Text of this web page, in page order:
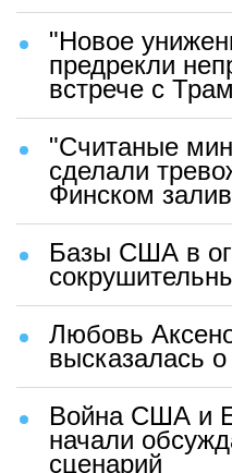
"Новое
предрекли
встрече с
"Считаные
сделали
Финском
Базы США в
Любовь
высказалась
Война США и
начали
сценарий